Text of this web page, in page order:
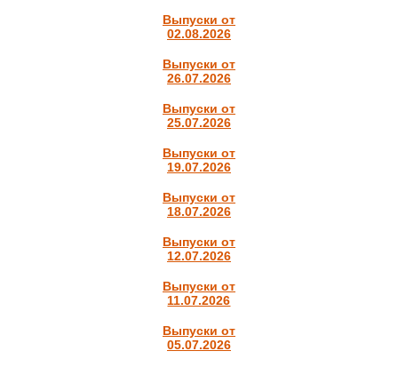
Выпуски от
02.08.2026
Выпуски от
26.07.2026
Выпуски от
25.07.2026
Выпуски от
19.07.2026
Выпуски от
18.07.2026
Выпуски от
12.07.2026
Выпуски от
11.07.2026
Выпуски от
05.07.2026